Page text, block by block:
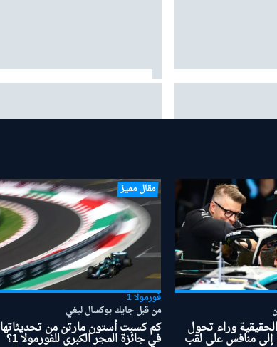
موهبة حقيقية" فيراري تعزز قسم تطوير الهيكل مع
وراء تحول
إلى منافس على لقب
مقال مميز
فورمولا 1
من قبل جايك بوكسال ليغي
كم كسبت أستون مارتن من تحديثاتها
في جائزة المجر الكبرى للفورمولا 1؟